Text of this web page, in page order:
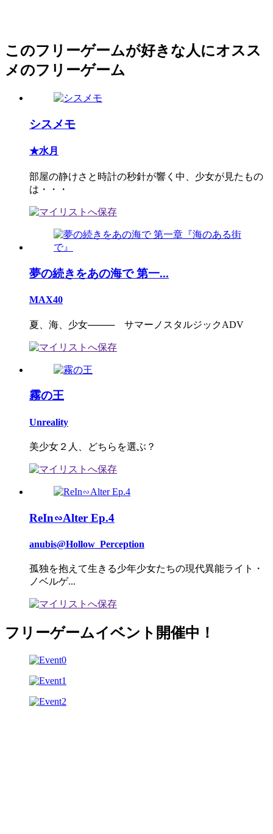
このフリーゲームが好きな人にオスス
メのフリーゲーム
シスメモ
★水月
部屋の静けさと時計の秒針が響く中、少女が見たもの
は・・・
夢の続きをあの海で 第一...
MAX40
夏、海、少女──── サマーノスタルジックADV
霧の王
Unreality
美少女２人、どちらを選ぶ？
ReIn∽Alter Ep.4
anubis@Hollow_Perception
孤独を抱えて生きる少年少女たちの現代異能ライト・
ノベルゲ...
フリーゲームイベント開催中！